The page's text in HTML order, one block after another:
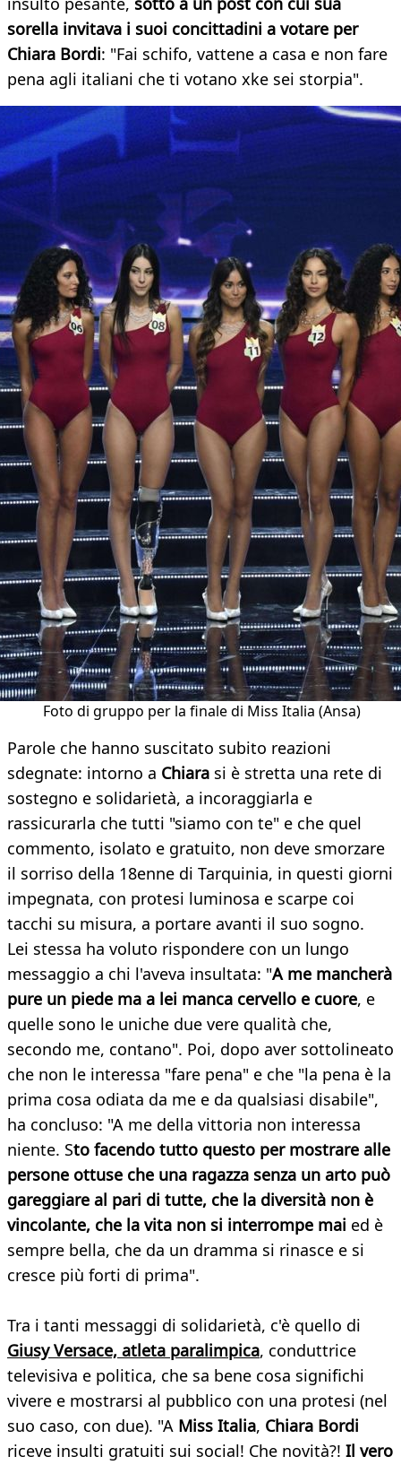
sorella invitava i suoi concittadini a votare per
Chiara Bordi: "Fai schifo, vattene a casa e non fare
pena agli italiani che ti votano xke sei storpia".
Foto di gruppo per la finale di Miss Italia (Ansa)
Parole che hanno suscitato subito reazioni
sdegnate: intorno a Chiara si è stretta una rete di
sostegno e solidarietà, a incoraggiarla e
rassicurarla che tutti "siamo con te" e che quel
commento, isolato e gratuito, non deve smorzare
il sorriso della 18enne di Tarquinia, in questi giorni
impegnata, con protesi luminosa e scarpe coi
tacchi su misura, a portare avanti il suo sogno.
Lei stessa ha voluto rispondere con un lungo
messaggio a chi l'aveva insultata: "A me mancherà
pure un piede ma a lei manca cervello e cuore, e
quelle sono le uniche due vere qualità che,
secondo me, contano". Poi, dopo aver sottolineato
che non le interessa "fare pena" e che "la pena è la
prima cosa odiata da me e da qualsiasi disabile",
ha concluso: "A me della vittoria non interessa
niente. Sto facendo tutto questo per mostrare alle
persone ottuse che una ragazza senza un arto può
gareggiare al pari di tutte, che la diversità non è
vincolante, che la vita non si interrompe mai ed è
sempre bella, che da un dramma si rinasce e si
cresce più forti di prima".
Tra i tanti messaggi di solidarietà, c'è quello di
Giusy Versace, atleta paralimpica, conduttrice
televisiva e politica, che sa bene cosa significhi
vivere e mostrarsi al pubblico con una protesi (nel
suo caso, con due). "A Miss Italia, Chiara Bordi
riceve insulti gratuiti sui social! Che novità?! Il vero